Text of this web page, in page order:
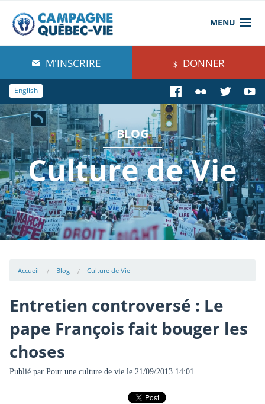
MENU
À propos de nous
Blog
Comprendre
Agir
Boutique
M'INSCRIRE DONNER
English
BLOG
Culture de Vie
Accueil Blog Culture de Vie
Entretien controversé : Le
pape François fait bouger les
choses
Publié par Pour une culture de viele 21/09/2013 14:01